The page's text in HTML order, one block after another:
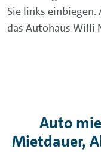
Sie links
das Autohaus Willi
Auto
Mietdauer,